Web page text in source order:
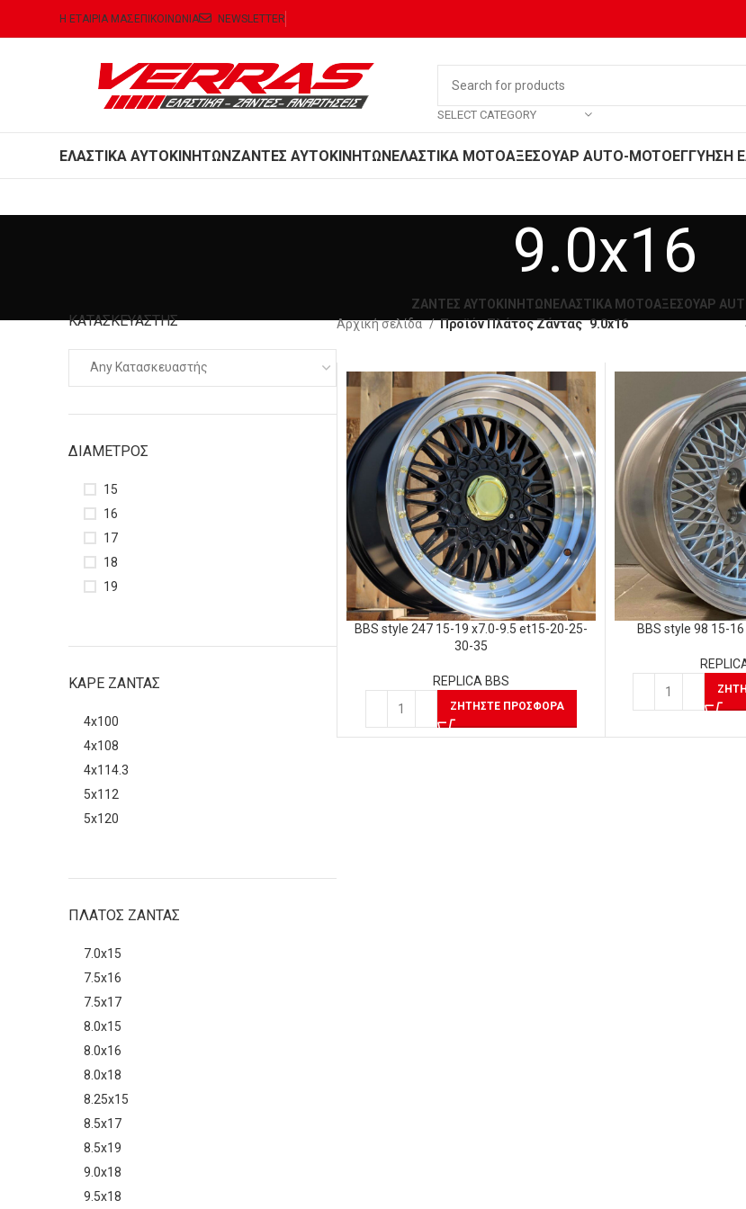
Η ΕΤΑΙΡΙΑ ΜΑΣ ΕΠΙΚΟΙΝΩΝΙΑ NEWSLETTER
SELECT CATEGORY
ΕΛΑΣΤΙΚΑ ΑΥΤΟΚΙΝΗΤΩΝΖΑΝΤΕΣ ΑΥΤΟΚΙΝΗΤΩΝΕΛΑΣΤΙΚΑ MOTOΑΞΕΣΟΥΑΡ AUTO-MOTOΕΓΓΥΗΣΗ
9.0x16
ΖΑΝΤΕΣ ΑΥΤΟΚΙΝΗΤΩΝ ΕΛΑΣΤΙΚΑ MOTOΑΞΕΣΟΥΑΡ
ΚΑΤΑΣΚΕΥΑΣΤΉΣ
Any Κατασκευαστής
ΔΙΆΜΕΤΡΟΣ
15
16
17
18
19
ΚΑΡΕ ΖΑΝΤΑΣ
4x100
4x108
4x114.3
5x112
5x120
ΠΛΑΤΟΣ ΖΑΝΤΑΣ
7.0x15
7.5x16
7.5x17
8.0x15
8.0x16
8.0x18
8.25x15
8.5x17
8.5x19
9.0x18
9.5x18
Αρχική σελίδα Προϊόν Πλάτος Ζάντας 9.0x16
BBS style 247 15-19 x7.0-9.5 et15-20-25-
30-35
REPLICA BBS
ΖΗΤΉΣΤΕ ΠΡΟΣΦΟΡΆ
BBS style 98 15-